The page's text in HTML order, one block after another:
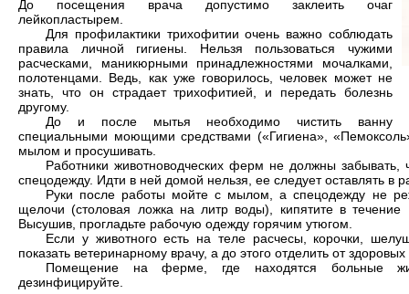
До посещения врача допустимо заклеить очаг
лейкопластырем.
Для профилактики трихофитии очень важно соблюдать
правила личной гигиены. Нельзя пользоваться чужими
расческами, маникюрными принадлежностями мочалками,
полотенцами. Ведь, как уже говорилось, человек может не
знать, что он страдает трихофитией, и передать болезнь
другому.
До и после мытья необходимо чистить ванну
специальными моющими средствами («Гигиена»,
мылом и просушивать.
Работники животноводческих ферм не должны забывать,
спецодежду. Идти в ней домой нельзя, ее следует оставлять в
Руки после работы мойте с мылом, а спецодежду не
щелочи (столовая ложка на литр воды), кипятите в
Высушив, прогладьте рабочую одежду горячим утюгом.
Если у животного есть на теле расчесы, корочки,
показать ветеринарному врачу, а до этого отделить от
Помещение на ферме, где находятся больные
дезинфицируйте.